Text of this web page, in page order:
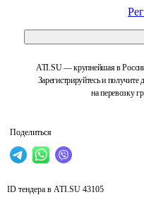
ATI.SU — крупнейшая в
Зарегистрируйтесь и
на перевозку
Поделиться
ID тендера в ATI.SU 43105